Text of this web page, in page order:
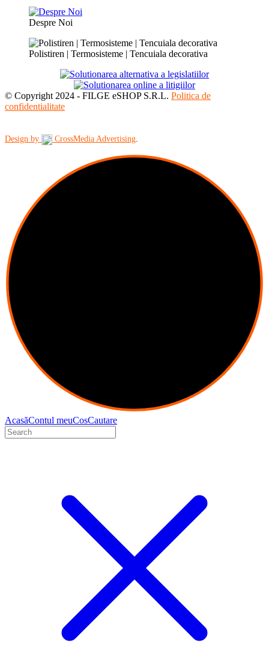
Despre Noi
Polistiren | Termosisteme | Tencuiala decorativa
© Copyright 2024 - FILGE eSHOP S.R.L. Politica de
confidentialitate
Design by CrossMedia Advertising.
AcasăContul meuCosCautare